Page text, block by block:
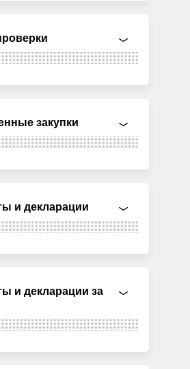
закупки
и декларации
и декларации за